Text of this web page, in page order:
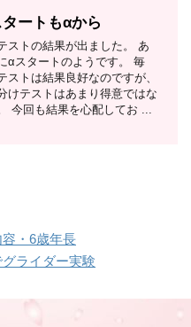
ートもαから
ストの結果が出ました。 あ
αスタートのようです。 毎
ストは結果良好なのですが、
けテストはあまり得意ではな
今回も結果を心配してお ...
・6歳年長
ライダー実験